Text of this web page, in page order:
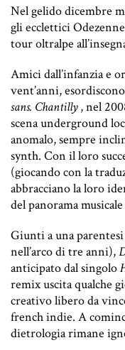
Nel gelido dicembre
gli ecclettici
tour oltralpe
Amici dall’infanzia e
vent’anni,
sans. Chantilly, nel
scena underground
anomalo, sempre
synth. Con il loro
(giocando con la
abbracciano la loro
del panorama
Giunti a una
nell’arco di tre anni),
anticipato dal singolo
remix uscita qualche
creativo libero da
french indie. A
dietrologia rimane